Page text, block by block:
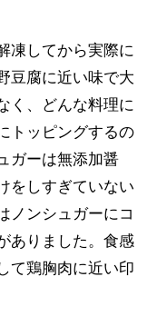
凍してから実際に
豆腐に近い味で大
く、どんな料理に
トッピングするの
ガーは無添加醤
をしすぎていない
ノンシュガーにコ
ありました。食感
て鶏胸肉に近い印